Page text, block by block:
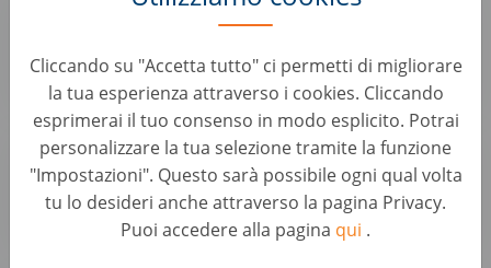
Cliccando su "Accetta tutto" ci permetti di migliorare
la tua esperienza attraverso i cookies. Cliccando
esprimerai il tuo consenso in modo esplicito. Potrai
personalizzare la tua selezione tramite la funzione
"Impostazioni". Questo sarà possibile ogni qual volta
tu lo desideri anche attraverso la pagina Privacy.
Puoi accedere alla pagina qui .
AUTO1 Group
Kundenberater Fahrzeugbewertung & Ankauf
(m/w/d)
Automotive Roles • Germany, Karlsruhe